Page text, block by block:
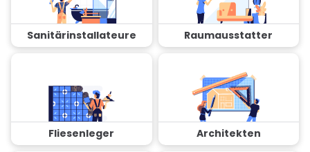
Sanitärinstallateure Raumausstatter
Fliesenleger Architekten